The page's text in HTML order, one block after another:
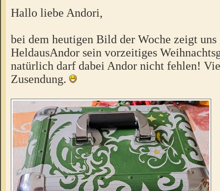
Hallo liebe Andori,
bei dem heutigen Bild der Woche zeigt uns
HeldausAndor sein vorzeitiges
natürlich darf dabei Andor nicht fehlen!
Zusendung.